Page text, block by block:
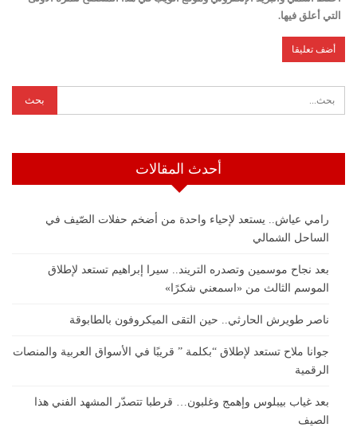
التي أعلق فيها.
أحدث المقالات
رامي عياش.. يستعد لإحياء واحدة من أضخم حفلات الصّيف في
الساحل الشمالي
بعد نجاح موسمين وتصدره التريند.. سيرا إبراهيم تستعد لإطلاق
الموسم الثالث من «اسمعني شكرًا»
ناصر طويرش الحارثي.. حين التقى الميكروفون بالطابوقة
جوانا ملاح تستعد لإطلاق “بكلمة ” قريبًا في الأسواق العربية والمنصات
الرقمية
بعد غياب بيبلوس وإهمج وغلبون… قرطبا تتصدّر المشهد الفني هذا
الصيف